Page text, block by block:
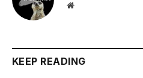
Website
KEEP READING